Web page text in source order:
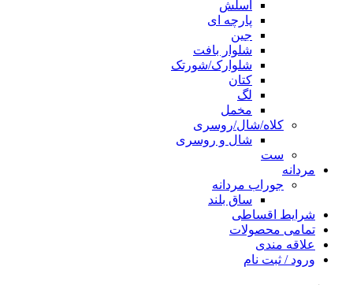
اسلش
پارچه ای
جین
شلوار بافت
شلوارک/شورتک
کتان
لگ
مخمل
کلاه/شال/روسری
شال و روسری
ست
مردانه
جوراب مردانه
ساق بلند
شرایط اقساطی
تمامی محصولات
علاقه مندی
ورود / ثبت نام